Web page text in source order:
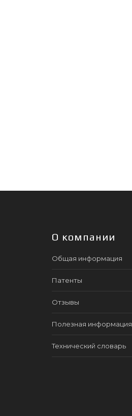
О компании
Общая информация
Патенты
Отзывы
Полезная информация
Технический словарь